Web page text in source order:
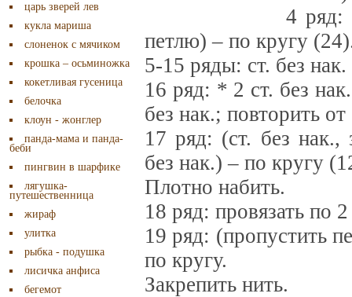
царь зверей лев
кукла мариша
слоненок с мячиком
крошка – осьминожка
кокетливая гусеница
белочка
клоун - жонглер
панда-мама и панда-
беби
пингвин в шарфике
лягушка-
путешественница
жираф
улитка
рыбка - подушка
лисичка анфиса
бегемот
4 ряд:
петлю) – по кругу
5-15 ряды: ст. без
16 ряд: * 2 ст. без
без нак.; повторить
17 ряд: (ст. без нак.,
без нак.) – по кругу
Плотно набить.
18 ряд: провязать по
19 ряд: (пропустить
по кругу.
Закрепить нить.